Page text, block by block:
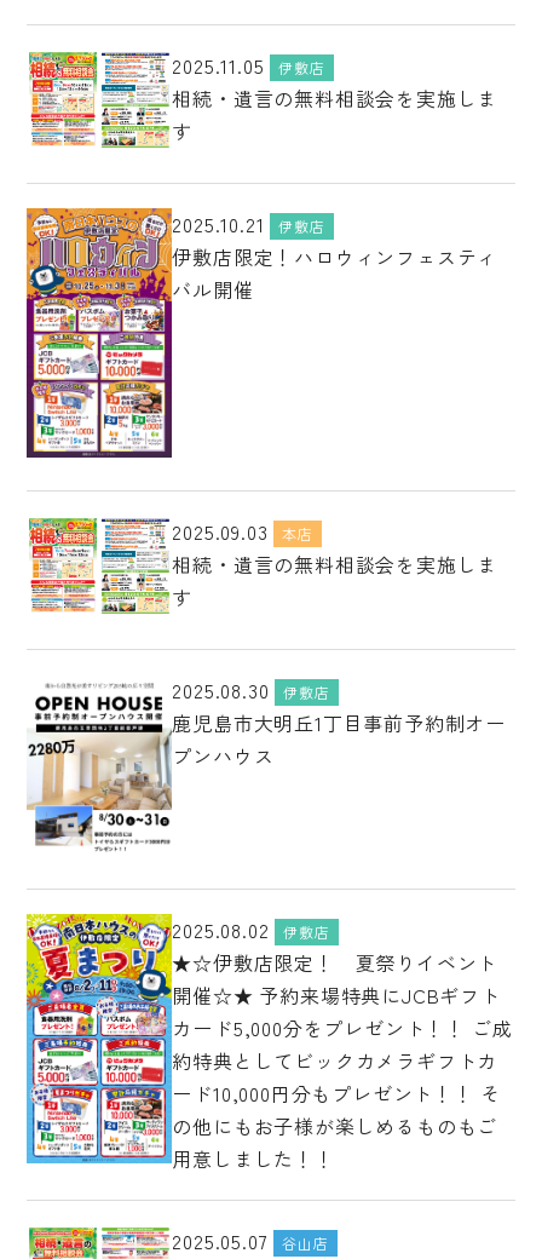
2025.11.05 伊敷店
相続・遺言の無料相談会を実施しま
す
2025.10.21 伊敷店
伊敷店限定！ハロウィンフェスティ
バル開催
2025.09.03 本店
相続・遺言の無料相談会を実施しま
す
2025.08.30 伊敷店
鹿児島市大明丘1丁目事前予約制オー
プンハウス
2025.08.02 伊敷店
★☆伊敷店限定！ 夏祭りイベント
開催☆★ 予約来場特典にJCBギフト
カード5,000分をプレゼント！！ ご成
約特典としてビックカメラギフトカ
ード10,000円分もプレゼント！！ そ
の他にもお子様が楽しめるものもご
用意しました！！
2025.05.07 谷山店